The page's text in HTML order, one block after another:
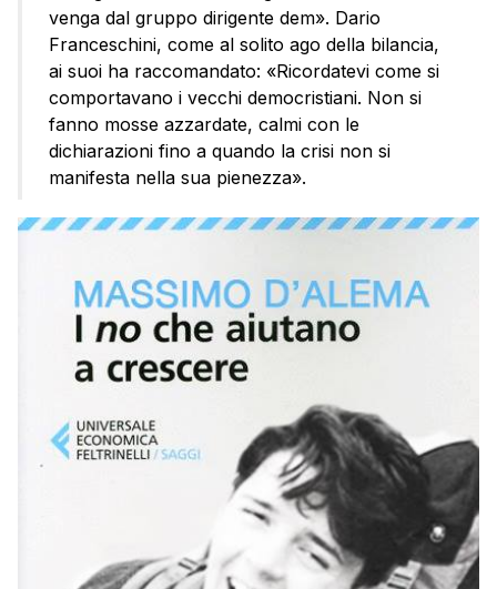
venga dal gruppo dirigente dem». Dario
Franceschini, come al solito ago della bilancia,
ai suoi ha raccomandato: «Ricordatevi come si
comportavano i vecchi democristiani. Non si
fanno mosse azzardate, calmi con le
dichiarazioni fino a quando la crisi non si
manifesta nella sua pienezza».